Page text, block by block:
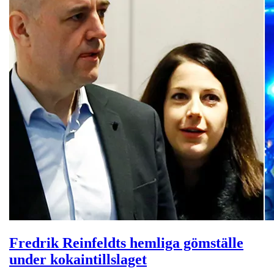
Fredrik Reinfeldts hemliga gömställe
under kokaintillslaget